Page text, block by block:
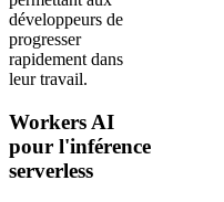
développeurs de
progresser
rapidement dans
leur travail.
Workers AI
pour l'inférence
serverless